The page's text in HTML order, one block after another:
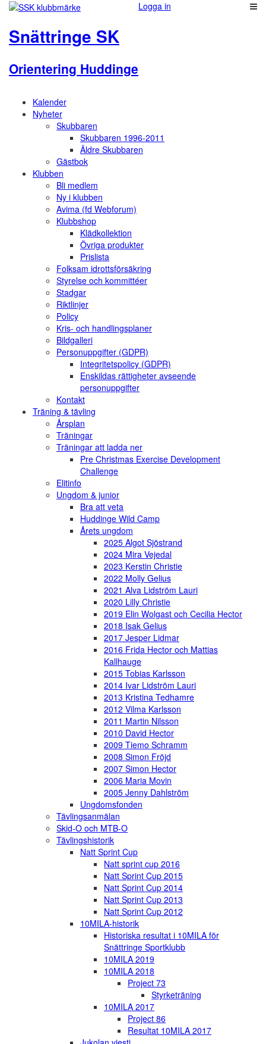
Logga in
Snättringe SK
Orientering Huddinge
Kalender
Nyheter
Skubbaren
Skubbaren 1996-2011
Äldre Skubbaren
Gästbok
Klubben
Bli medlem
Ny i klubben
Avima (fd Webforum)
Klubbshop
Klädkollektion
Övriga produkter
Prislista
Folksam idrottsförsäkring
Styrelse och kommittéer
Stadgar
Riktlinjer
Policy
Kris- och handlingsplaner
Bildgalleri
Personuppgifter (GDPR)
Integritetspolicy (GDPR)
Enskildas rättigheter avseende
personuppgifter
Kontakt
Träning & tävling
Årsplan
Träningar
Träningar att ladda ner
Pre Christmas Exercise Development
Challenge
Elitinfo
Ungdom & junior
Bra att veta
Huddinge Wild Camp
Årets ungdom
2025 Algot Sjöstrand
2024 Mira Vejedal
2023 Kerstin Christie
2022 Molly Gelius
2021 Alva Lidström Lauri
2020 Lilly Christie
2019 Elin Wolgast och Cecilia Hector
2018 Isak Gelius
2017 Jesper Lidmar
2016 Frida Hector och Mattias
Kallhauge
2015 Tobias Karlsson
2014 Ivar Lidström Lauri
2013 Kristina Tedhamre
2012 Vilma Karlsson
2011 Martin Nilsson
2010 David Hector
2009 Tiemo Schramm
2008 Simon Fröjd
2007 Simon Hector
2006 Maria Movin
2005 Jenny Dahlström
Ungdomsfonden
Tävlingsanmälan
Skid-O och MTB-O
Tävlingshistorik
Natt Sprint Cup
Natt sprint cup 2016
Natt Sprint Cup 2015
Natt Sprint Cup 2014
Natt Sprint Cup 2013
Natt Sprint Cup 2012
10MILA-historik
Historiska resultat i 10MILA för
Snättringe Sportklubb
10MILA 2019
10MILA 2018
Project 73
Styrketräning
10MILA 2017
Project 86
Resultat 10MILA 2017